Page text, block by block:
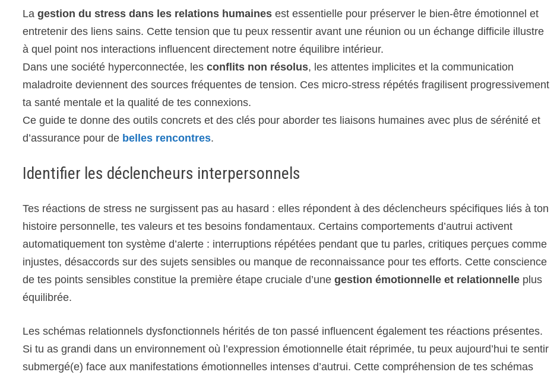
Lagestion du stress dans les relations humaines est essentielle pour préserver le bien-être émotionnel et
entretenir des liens sains. Cette tension que tu peux ressentir avant une réunion ou un échange difficile illustre
à quel point nos interactions influencent directement notre équilibre intérieur.
Dans une société hyperconnectée, lesconflits non résolus, les attentes implicites et la communication
maladroite deviennent des sources fréquentes de tension. Ces micro-stress répétés fragilisent progressivement
ta santé mentale et la qualité de tes connexions.
Ce guide te donne des outils concrets et des clés pour aborder tes liaisons humaines avec plus de sérénité et
d’assurance pour de belles rencontres.
Identifier les déclencheurs interpersonnels
Tes réactions de stress ne surgissent pas au hasard : elles répondent à des déclencheurs spécifiques liés à ton
histoire personnelle, tes valeurs et tes besoins fondamentaux. Certains comportements d’autrui activent
automatiquement ton système d’alerte : interruptions répétées pendant que tu parles, critiques perçues comme
injustes, désaccords sur des sujets sensibles ou manque de reconnaissance pour tes efforts. Cette conscience
de tes points sensibles constitue la première étape cruciale d’unegestion émotionnelle et relationnelle plus
équilibrée.
Les schémas relationnels dysfonctionnels hérités de ton passé influencent également tes réactions présentes.
Si tu as grandi dans un environnement où l’expression émotionnelle était réprimée, tu peux aujourd’hui te sentir
submergé(e) face aux manifestations émotionnelles intenses d’autrui. Cette compréhension de tes schémas